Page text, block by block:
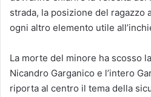
strada, la posizione del ragazzo
ogni altro elemento utile
La morte del minore ha scosso
Nicandro Garganico e l’intero
riporta al centro il tema della